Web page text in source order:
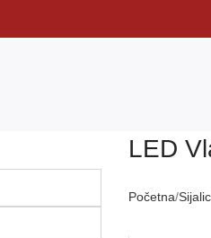
LED
Početna